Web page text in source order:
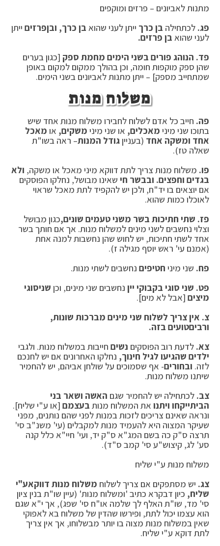
מתנות לאביונים – פרזים ומוקפים
פג. לכתחילה בן כרך ייתן לעני שהוא בן כרך, ובןפרזים ייתן
לעני שהוא בן פרזים.
פד. הנוהג פורים בשני הימים מחמת ספק [כגון בערים
שהן ספק מוקפות חומה, וכן בהולך ממקום למקום באופן
שמתחייב מספק] – ייתן מתנות לאביונים בשני הימים.
משלוח מנות
פה. חייב כל אדם לשלוח לחבירו משלוח מנות אחד שיש
בתוכו שני מיני מאכלים, או שני מיני משקים, או מאכל
אחד ומשקה אחד (בענייןגודל המנות– ראה בשו"ת
שאלה טז).
פו. משלוח מנות צריך לתת דווקא מיני מאכל או משקה, ולא
בגדים וחפצים. ובבשר חי שאינו מבושל, נחלקו הפוסקים
אם יוצאים בו יד"ח, ולכן יש להקפיד לתת מאכל שראוי
לאוכלו כמות שהוא.
פז. שתי חתיכות בשר משני טעמים שונים,כגון מבושל
וצלוי נחשבים לשני מינים למשלוח מנות. אך אם חותך בשר
אחד לשתי חתיכות, יש לחוש שהן נחשבות למנה אחת
(אמנם עי' ראש יוסף מגילה ז).
פח. שני מיני חטיפים נחשבים לשתי מנות.
פט. שני סוגי בקבוקי יין נחשבים שני מינים, וכן שניסוגי
מיצים [אבל לא מים].
צ. אין צריך לשלוח שני מינים מברכות שונות,
ורביםטועים בזה.
צא. לדעת רוב הפוסקים נשים חייבות במשלוח מנות. ולגבי
ילדים שהגיעו לגיל חינוך, נחלקו האחרונים אם יש לחנכם
לזה. ובחורים- אף שסמוכים על שולחן אביהם, יש להחמיר
שיתנו משלוח מנות.
צב. לכתחילה יש להחמיר שגם האשה ושאר בני
הביתייקחו ויתנו את המשלוח מנות בעצמם [או ע"י שליח].
ונראה שאינם צריכים לזכות במנות לפני שהם נותנים, מפני
שעיקר המצוה היא להעמיד מנות למקבלים (עי' משנ"ב סי'
תרצה ס"ק כה בשם המג"א ס"ק יד, ועי' חיי"א כלל קנה
סע' לג, קיצוש"ע סי' קמב ס"ד).
משלוח מנות ע"י שליח
צג. יש מסתפקים אם צריך לשלוח משלוח מנות דווקאע"י
שליח, כיון דבקרא כתיב 'ומשלוח מנות' (עיין שו"ת בנין ציון
סי' מד, שו"ת האלף לך שלמה או"ח סי' שפג), אך י"א שגם
הוא עצמו יכול לתת, ופירשו שהדין של משלוח בא לאפוקי
שאין במשלוח מנות מצוה בו יותר מבשלוחו, אך אין צריך
לתת דוקא ע"י שליח.